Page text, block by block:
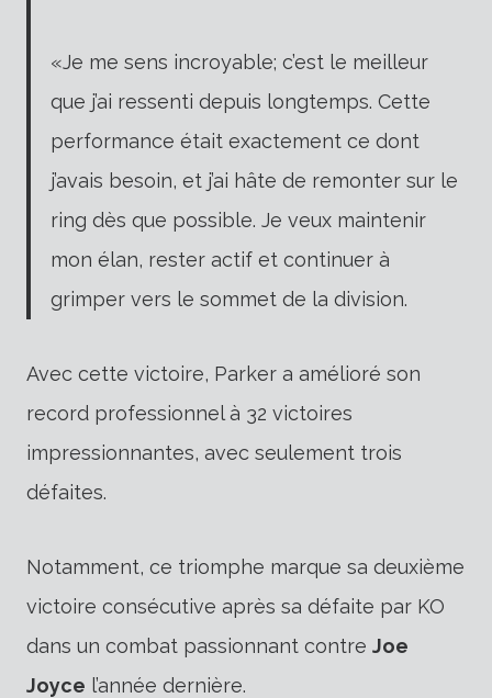
«Je me sens incroyable; c’est le meilleur
que j’ai ressenti depuis longtemps. Cette
performance était exactement ce dont
j’avais besoin, et j’ai hâte de remonter sur le
ring dès que possible. Je veux maintenir
mon élan, rester actif et continuer à
grimper vers le sommet de la division.
Avec cette victoire, Parker a amélioré son
record professionnel à 32 victoires
impressionnantes, avec seulement trois
défaites.
Notamment, ce triomphe marque sa deuxième
victoire consécutive après sa défaite par KO
dans un combat passionnant contre Joe
Joyce l’année dernière.